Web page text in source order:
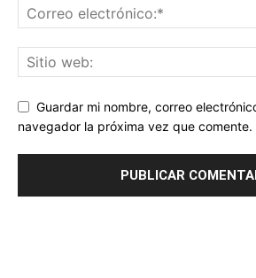
Guardar mi nombre, correo
navegador la próxima vez que comente.